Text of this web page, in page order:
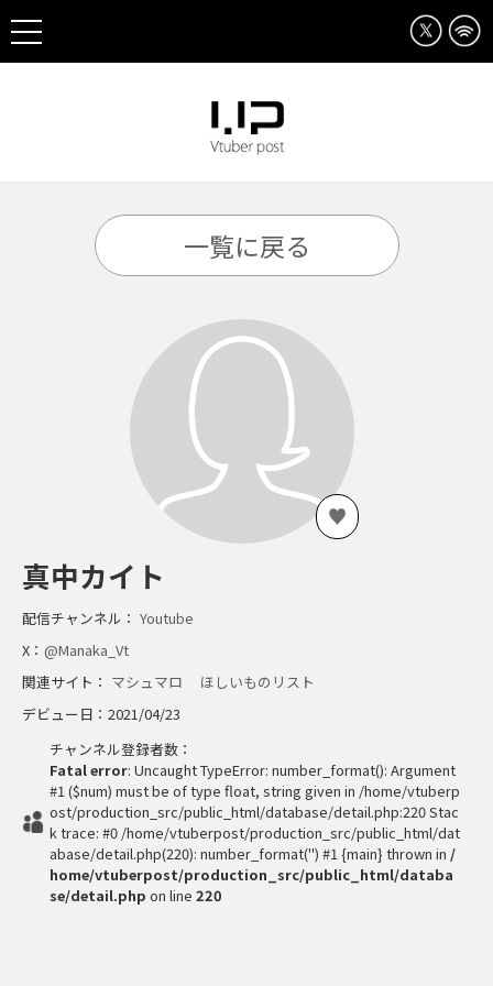
一覧に戻る
真中カイト
配信チャンネル： Youtube
X： @Manaka_Vt
関連サイト： マシュマロ
ほしいものリスト
デビュー日：2021/04/23
チャンネル登録者数：
Fatal error: Uncaught TypeError: number_format(): Argument
#1 ($num) must be of type float, string given in /home/vtuberp
ost/production_src/public_html/database/detail.php:220 Stac
k trace: #0 /home/vtuberpost/production_src/public_html/dat
abase/detail.php(220): number_format('') #1 {main} thrown in /
home/vtuberpost/production_src/public_html/databa
se/detail.php on line 220